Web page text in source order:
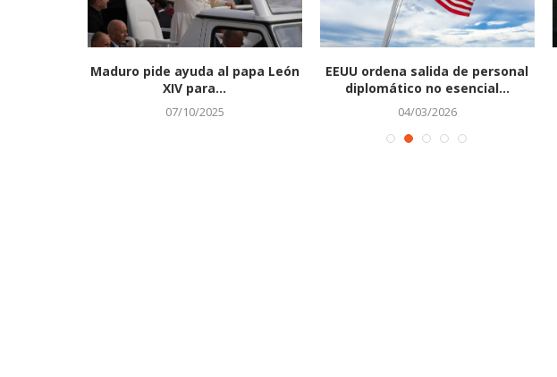
Maduro pide ayuda al papa León
XIV para...
07/10/2025
EEUU ordena salida de personal
diplomático no esencial...
04/03/2026